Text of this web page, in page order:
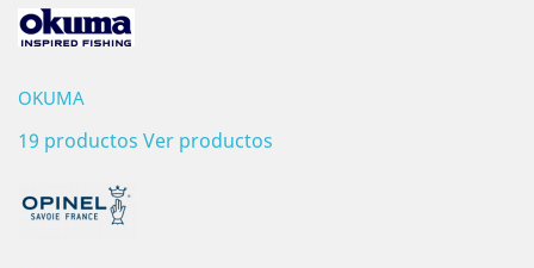
OKUMA
19 productos Ver productos